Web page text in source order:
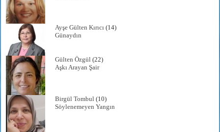
Ayşe Gülten Kırıcı (14)
Günaydın
Gülten Özgül (22)
Aşkı Arayan Şair
Birgül Tombul (10)
Söylenemeyen Yangın